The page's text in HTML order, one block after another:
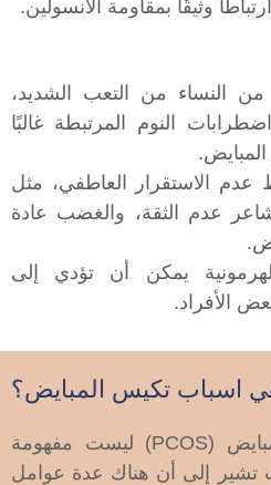
وثيقًا بمقاومة الأنسولين.
من النساء من التعب الشديد،
النوم المرتبطة غالبًا
عدم الاستقرار العاطفي، مثل
عدم الثقة، والغضب عادة
يمكن أن تؤدي إلى
الأفراد.
اسباب تكيس المبايض؟
اسباب متلازمة تكيس المبايض (PCOS) ليست مفهومة
تشير إلى أن هناك عدة عوامل